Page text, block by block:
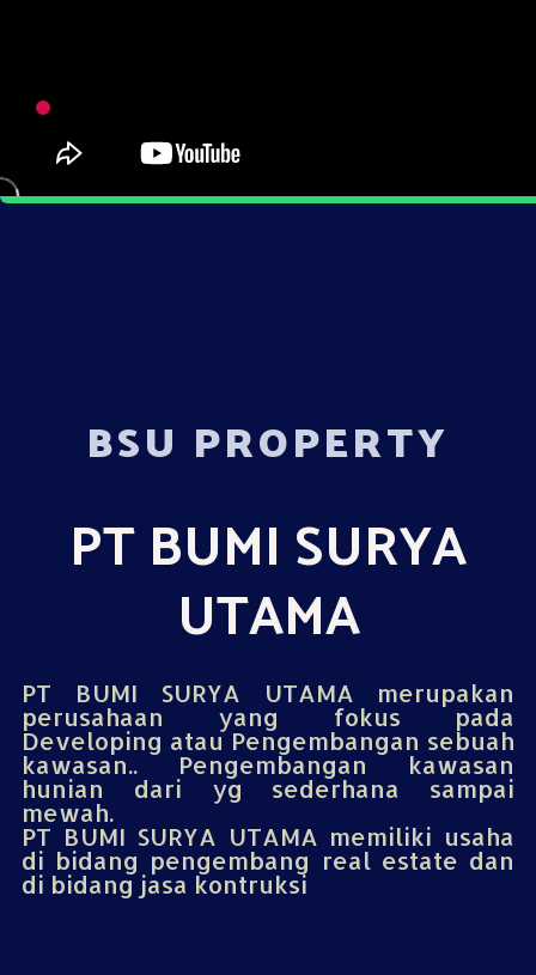
BSU PROPERTY
PT BUMI SURYA
UTAMA
PT BUMI SURYA UTAMA merupakan
perusahaan yang fokus pada
Developing atau Pengembangan sebuah
kawasan.. Pengembangan kawasan
hunian dari yg sederhana sampai
mewah.
PT BUMI SURYA UTAMA memiliki usaha
di bidang pengembang real estate dan
di bidang jasa kontruksi